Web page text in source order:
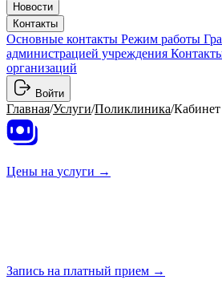
Новости
Контакты
Основные контакты Режим работы
администрацией учреждения
организаций
Войти
Главная/Услуги/Поликлиника/
Цены на услуги →
Запись на платный прием →